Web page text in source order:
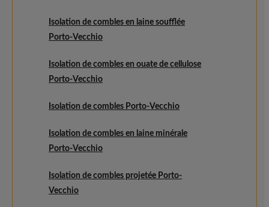
Isolation de combles en laine soufflée
Porto-Vecchio
Isolation de combles en ouate de cellulose
Porto-Vecchio
Isolation de combles Porto-Vecchio
Isolation de combles en laine minérale
Porto-Vecchio
Isolation de combles projetée Porto-
Vecchio